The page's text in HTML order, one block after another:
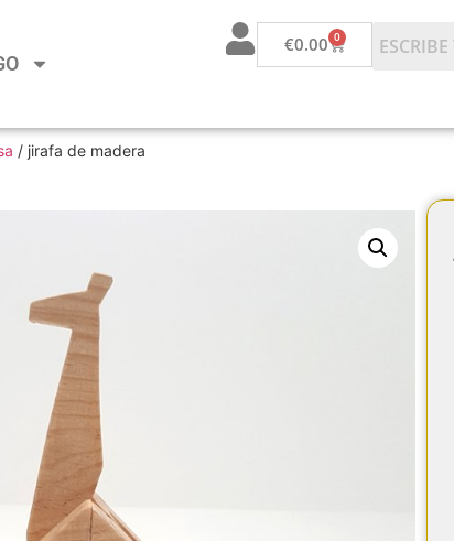
€0.00 0
/ jirafa de madera